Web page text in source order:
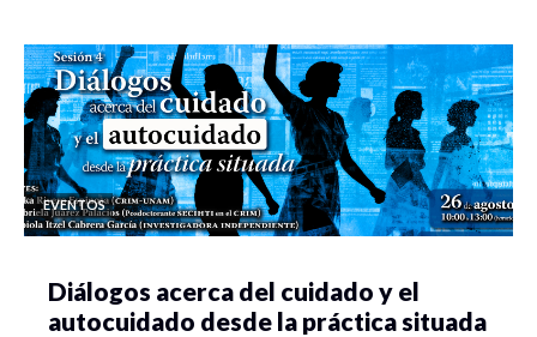
EVENTOS
Diálogos acerca del cuidado y el
autocuidado desde la práctica situada